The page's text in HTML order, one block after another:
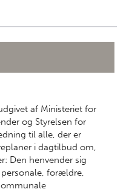
af Ministeriet for
og Styrelsen for
til alle, der er
i dagtilbud om,
Den henvender sig
forældre,